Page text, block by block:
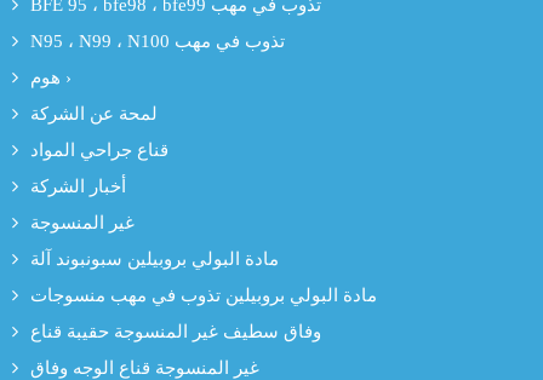
BFE 95 ، bfe98 ، bfe99 تذوب في مهب
N95 ، N99 ، N100 تذوب في مهب
هوم ›
لمحة عن الشركة
قناع جراحي المواد
أخبار الشركة
غير المنسوجة
مادة البولي بروبيلين سبونبوند آلة
مادة البولي بروبيلين تذوب في مهب منسوجات
وفاق سطيف غير المنسوجة حقيبة قناع
غير المنسوجة قناع الوجه وفاق